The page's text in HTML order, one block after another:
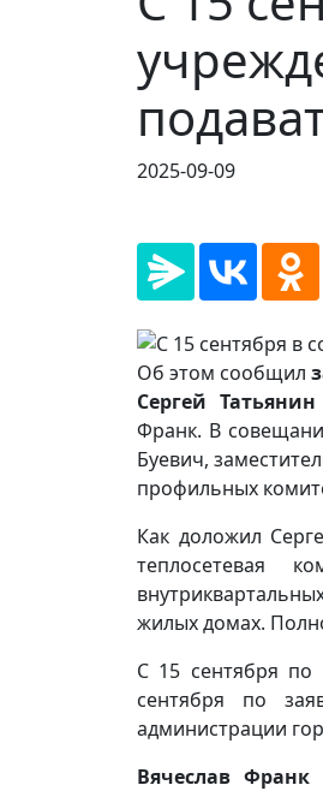
2025-09-09
Об этом сообщил
Сергей Татьянин
Франк. В
Буевич,
профильных
Как доложил
теплосетевая
жилых домах.
С 15 сентября по
сентября по
администрации
Вячеслав Франк